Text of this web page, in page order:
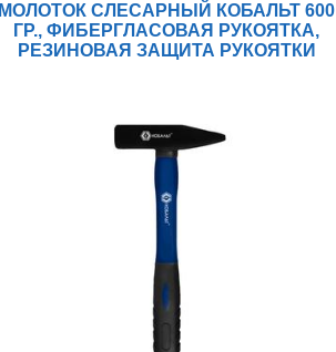
МОЛОТОК СЛЕСАРНЫЙ КОБАЛЬТ 600
ГР., ФИБЕРГЛАСОВАЯ РУКОЯТКА,
РЕЗИНОВАЯ ЗАЩИТА РУКОЯТКИ